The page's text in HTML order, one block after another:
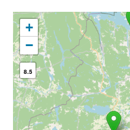
+
−
8.5